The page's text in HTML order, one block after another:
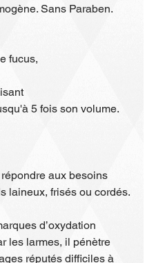
Sans Paraben.
fucus,
5 fois son volume.
aux besoins
laineux, frisés ou cordés.
d’oxydation
les larmes, il pénètre
réputés difficiles à